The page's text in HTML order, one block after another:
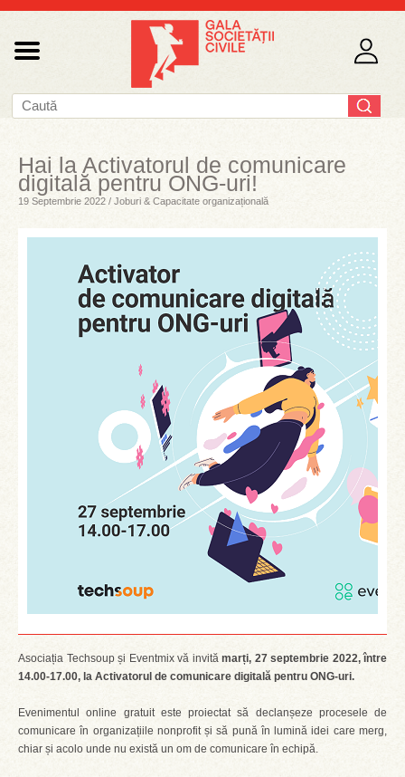
Hai la Activatorul de comunicare
digitală pentru ONG-uri!
19 Septembrie 2022 / Joburi & Capacitate organizațională
Asociația Techsoup și Eventmix vă invită marți, 27 septembrie 2022, între
14.00-17.00, la Activatorul de comunicare digitală pentru ONG-uri.
Evenimentul online gratuit este proiectat să declanșeze procesele de
comunicare în organizațiile nonprofit și să pună în lumină idei care merg,
chiar și acolo unde nu există un om de comunicare în echipă.